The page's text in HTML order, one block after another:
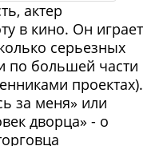
актер
в кино. Он играет
серьезных
по большей части
проектах).
за меня» или
дворца» - о